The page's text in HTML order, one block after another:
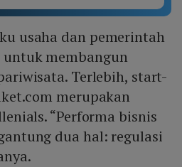
usaha dan pemerintah
untuk membangun
Terlebih, start-
merupakan
“Performa bisnis
dua hal: regulasi